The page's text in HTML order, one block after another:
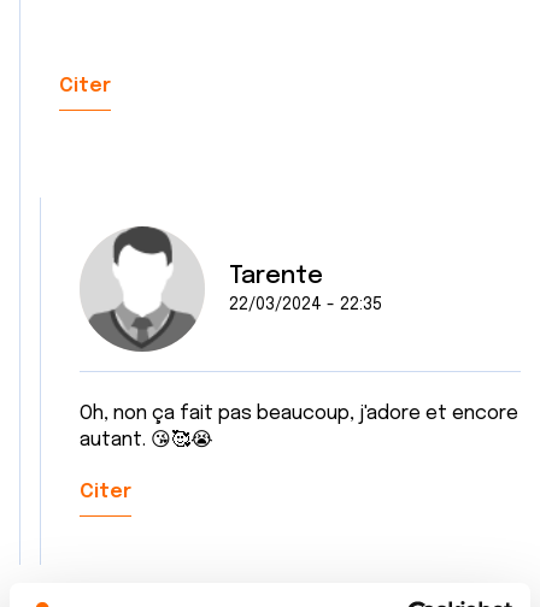
Citer
Tarente
22/03/2024 - 22:35
Oh, non ça fait pas beaucoup, j'adore et encore
autant. 😘🥰😭
Citer